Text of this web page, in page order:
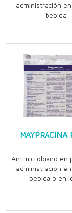
administración
bebida
MAYPRACINA
Antimicrobiano en
administración
bebida o en